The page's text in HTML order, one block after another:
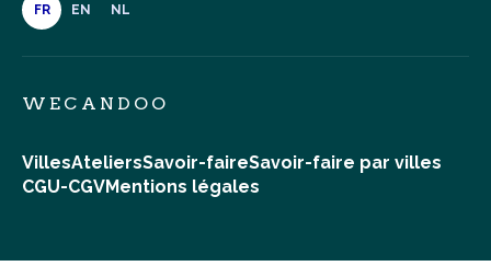
FR EN NL
WECANDOO
VillesAteliersSavoir-faireSavoir-faire par villes
CGU-CGVMentions légales